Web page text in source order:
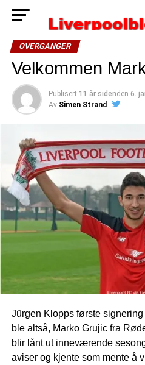
OVERGANGER
Velkommen
Publisert 11 år sidenden 6.
Av Simen Strand
Jürgen Klopps første
ble altså, Marko Grujic fra
blir lånt ut inneværende
aviser og kjente som mente å